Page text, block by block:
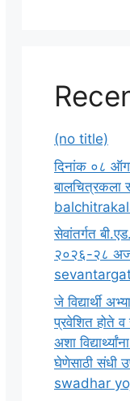
(no title)
दिनांक ०८
बालचित्रकला
सेवांतर्गत
२०२६-२८
जे विद्यार्थी
प्रवेशित होते
अशा
घेणेसाठी संधी
swadhar